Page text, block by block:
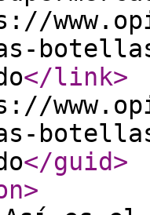
</link>
</guid>
>